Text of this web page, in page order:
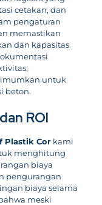
cetakan, dan
pengaturan
memastikan
dan kapasitas
untuk
beton.
ROI
Plastik Cor kami
menghitung
biaya
pengurangan
biaya selama
meski